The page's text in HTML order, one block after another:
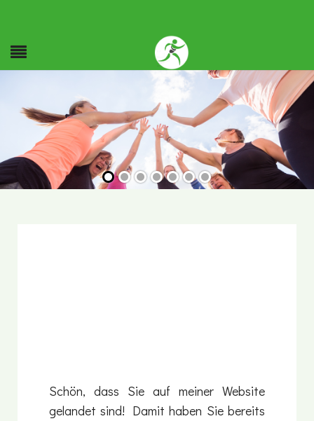
Schön, dass Sie auf meiner Website
gelandet sind! Damit haben Sie bereits